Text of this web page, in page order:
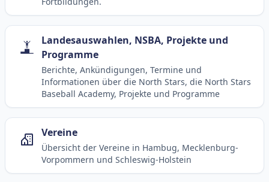
Landesauswahlen, NSBA, Projekte und
Programme
Berichte, Ankündigungen, Termine und
Informationen über die North Stars, die North Stars
Baseball Academy, Projekte und Programme
Vereine
Übersicht der Vereine in Hambug, Mecklenburg-
Vorpommern und Schleswig-Holstein